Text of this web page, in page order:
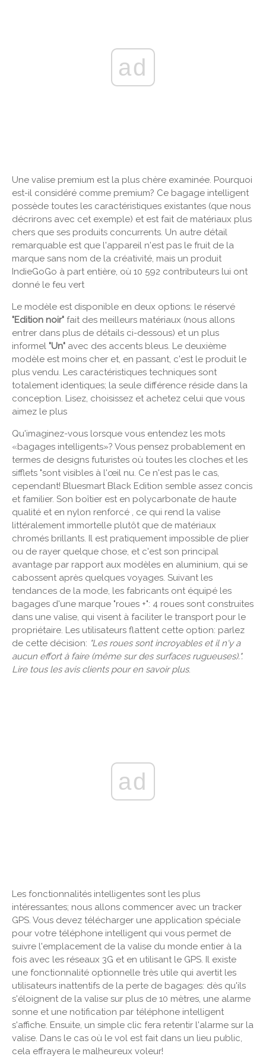
ad
Une valise premium est la plus chère examinée. Pourquoi
est-il considéré comme premium? Ce bagage intelligent
possède toutes les caractéristiques existantes (que nous
décrirons avec cet exemple) et est fait de matériaux plus
chers que ses produits concurrents. Un autre détail
remarquable est que l'appareil n'est pas le fruit de la
marque sans nom de la créativité, mais un produit
IndieGoGo à ​​part entière, où 10 592 contributeurs lui ont
donné le feu vert
Le modèle est disponible en deux options: le réservé
"Edition noir" fait des meilleurs matériaux (nous allons
entrer dans plus de détails ci-dessous) et un plus
informel "Un" avec des accents bleus. Le deuxième
modèle est moins cher et, en passant, c'est le produit le
plus vendu. Les caractéristiques techniques sont
totalement identiques; la seule différence réside dans la
conception. Lisez, choisissez et achetez celui que vous
aimez le plus
Qu'imaginez-vous lorsque vous entendez les mots
«bagages intelligents»? Vous pensez probablement en
termes de designs futuristes où toutes les cloches et les
sifflets "sont visibles à l'œil nu. Ce n'est pas le cas,
cependant! Bluesmart Black Edition semble assez concis
et familier. Son boîtier est en polycarbonate de haute
qualité et en nylon renforcé , ce qui rend la valise
littéralement immortelle plutôt que de matériaux
chromés brillants. Il est pratiquement impossible de plier
ou de rayer quelque chose, et c'est son principal
avantage par rapport aux modèles en aluminium, qui se
cabossent après quelques voyages. Suivant les
tendances de la mode, les fabricants ont équipé les
bagages d'une marque "roues +": 4 roues sont construites
dans une valise, qui visent à faciliter le transport pour le
propriétaire. Les utilisateurs flattent cette option: parlez
de cette décision: "Les roues sont incroyables et il n'y a
aucun effort à faire (même sur des surfaces rugueuses).".
Lire tous les avis clients pour en savoir plus.
ad
Les fonctionnalités intelligentes sont les plus
intéressantes; nous allons commencer avec un tracker
GPS. Vous devez télécharger une application spéciale
pour votre téléphone intelligent qui vous permet de
suivre l'emplacement de la valise du monde entier à la
fois avec les réseaux 3G et en utilisant le GPS. Il existe
une fonctionnalité optionnelle très utile qui avertit les
utilisateurs inattentifs de la perte de bagages: dès qu'ils
s'éloignent de la valise sur plus de 10 mètres, une alarme
sonne et une notification par téléphone intelligent
s'affiche. Ensuite, un simple clic fera retentir l'alarme sur la
valise. Dans le cas où le vol est fait dans un lieu public,
cela effrayera le malheureux voleur!